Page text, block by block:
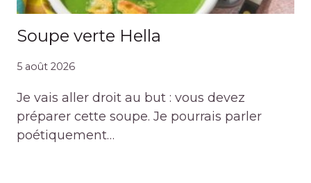
Soupe verte Hella
5 août 2026
Je vais aller droit au but : vous devez
préparer cette soupe. Je pourrais parler
poétiquement…